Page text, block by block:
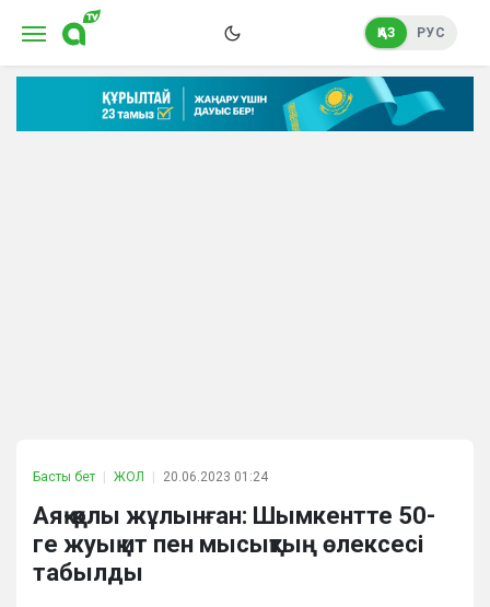
ҚАЗ РУС
Басты бет ЖОЛ 20.06.2023 01:24
Аяқ-қолы жұлынған: Шымкентте 50-
ге жуық ит пен мысықтың өлексесі
табылды